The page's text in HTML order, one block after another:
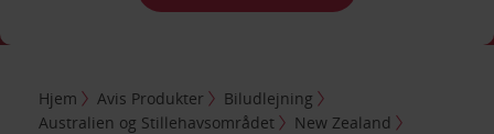
Hjem Avis Produkter
Biludlejning
Australien og Stillehavsområdet
New Zealand